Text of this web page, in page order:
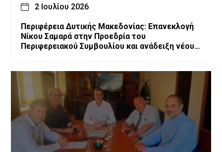
2 Ιουλίου 2026
Περιφέρεια Δυτικής Μακεδονίας: Επανεκλογή
Νίκου Σαμαρά στην Προεδρία του
Περιφερειακού Συμβουλίου και ανάδειξη νέου